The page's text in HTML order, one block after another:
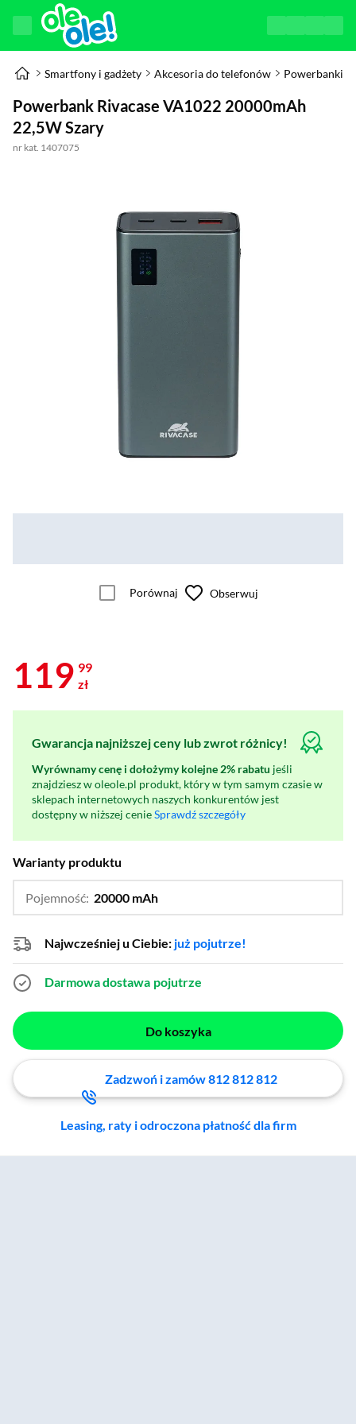
Smartfony i gadżety Akcesoria do telefonów Powerbanki
Powerbank Rivacase VA1022 20000mAh
22,5W Szary
nr kat. 1407075
Porównaj Obserwuj
119 99
zł
Gwarancja najniższej ceny lub zwrot różnicy!
Wyrównamy cenę i dołożymy kolejne 2% rabatu jeśli
znajdziesz w oleole.pl produkt, który w tym samym czasie w
sklepach internetowych naszych konkurentów jest
dostępny w niższej cenieSprawdź szczegóły
Warianty produktu
Pojemność: 20000 mAh
Najwcześniej u Ciebie: już pojutrze!
Darmowa dostawa pojutrze
Do koszyka
Zadzwoń i zamów 812 812 812
Leasing, raty i odroczona płatność dla firm